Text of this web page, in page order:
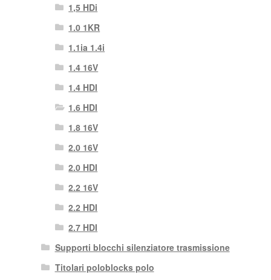
1,5 HDi
1.0 1KR
1.1ia 1.4i
1.4 16V
1.4 HDI
1.6 HDI
1.8 16V
2.0 16V
2.0 HDI
2.2 16V
2.2 HDI
2.7 HDI
Supporti blocchi silenziatore trasmissione
Titolari poloblocks polo